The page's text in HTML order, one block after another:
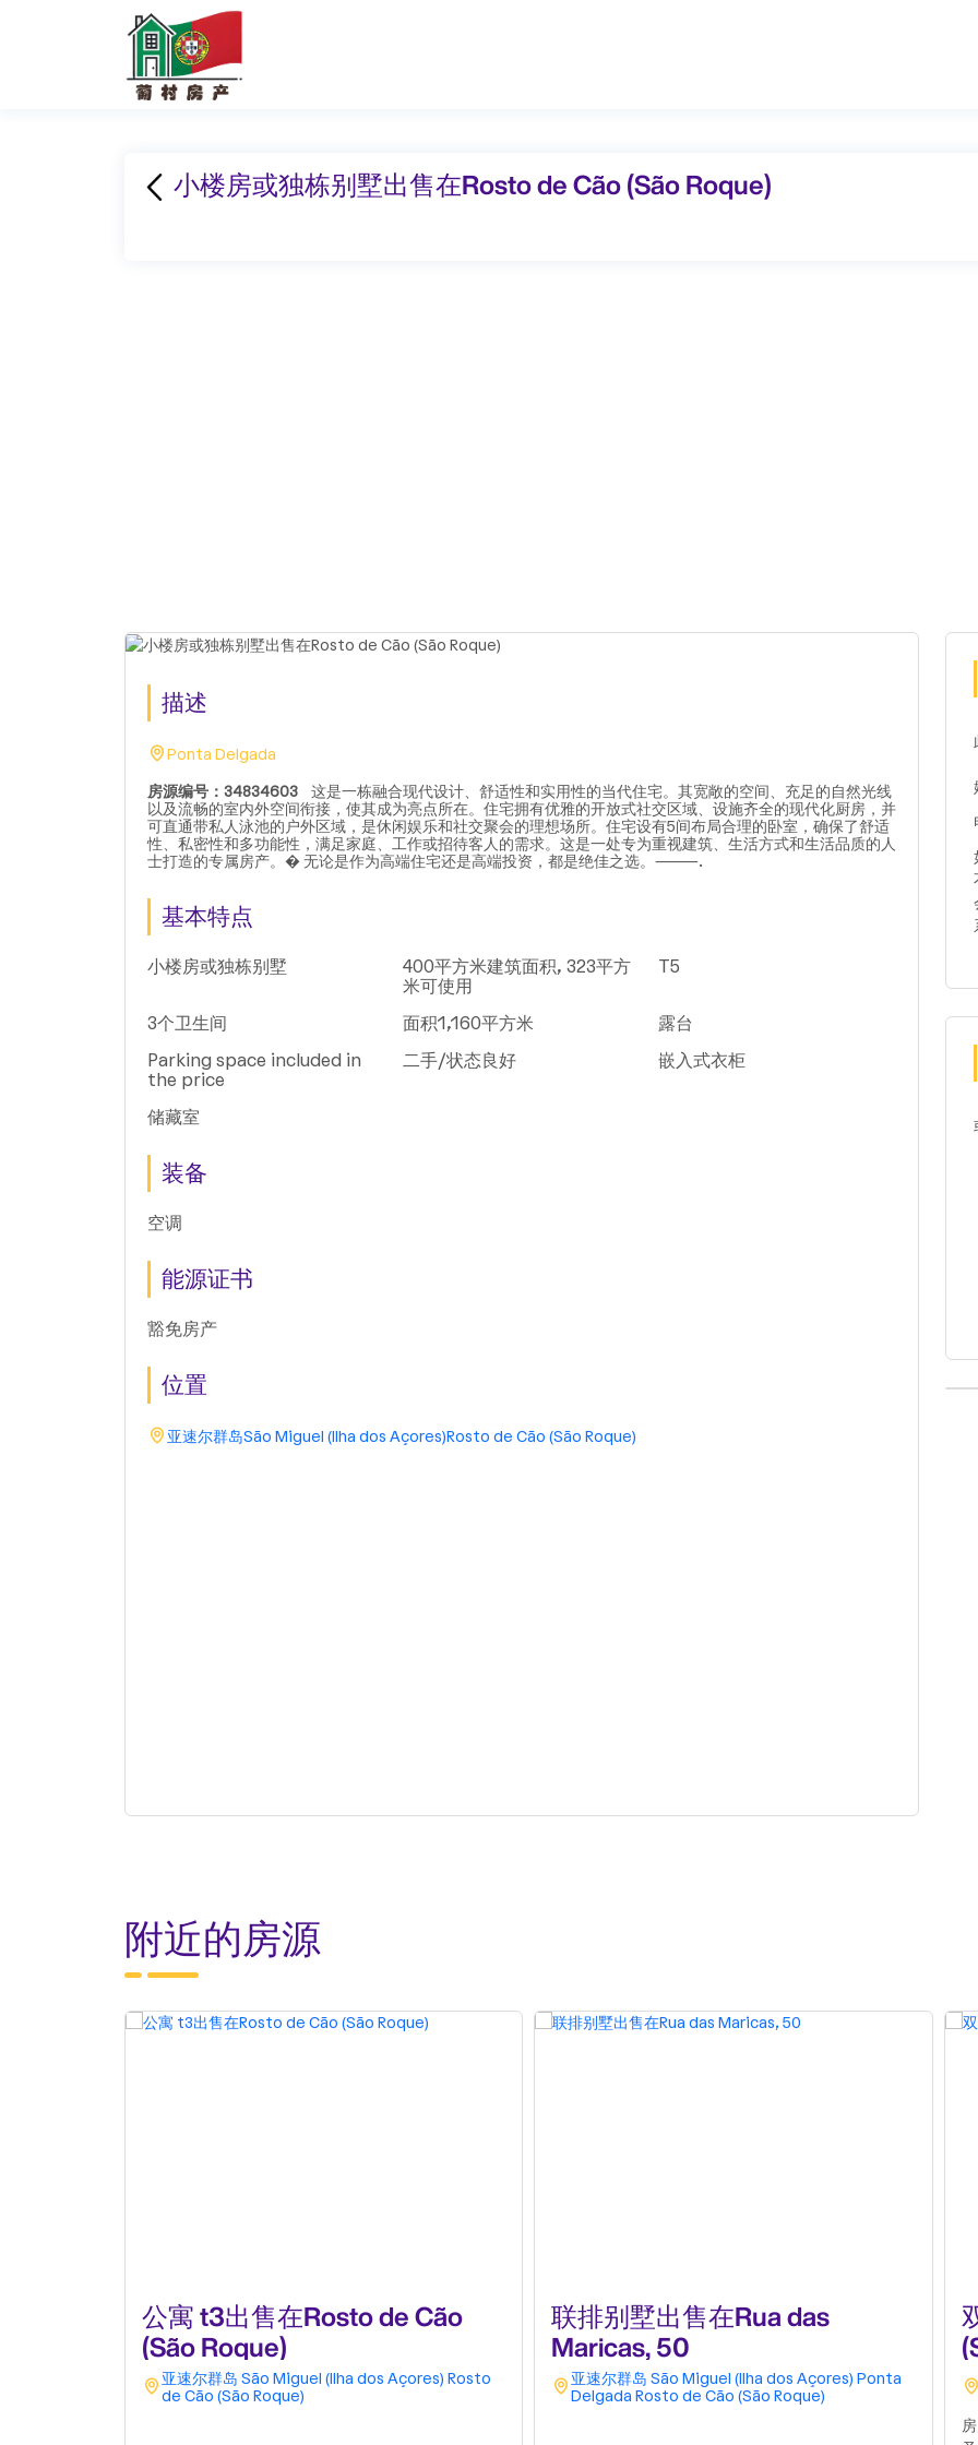
小楼房或独栋别墅出售在Rosto de Cão (São Roque)
描述
Ponta Delgada
房源编号：34834603 这是一栋融合现代设计、舒适性和实用性的当代住宅。其宽敞的空间、充足的自然光线
以及流畅的室内外空间衔接，使其成为亮点所在。住宅拥有优雅的开放式社交区域、设施齐全的现代化厨房，并
可直通带私人泳池的户外区域，是休闲娱乐和社交聚会的理想场所。住宅设有5间布局合理的卧室，确保了舒适
性、私密性和多功能性，满足家庭、工作或招待客人的需求。这是一处专为重视建筑、生活方式和生活品质的人
士打造的专属房产。� 无论是作为高端住宅还是高端投资，都是绝佳之选。⸻.
基本特点
小楼房或独栋别墅
400平方米建筑面积, 323平方
米可使用
T5
3个卫生间 面积1,160平方米
露台
Parking space included in
the price
二手/状态良好 嵌入式衣柜
储藏室
装备
空调
能源证书
豁免房产
位置
亚速尔群岛São Miguel (Ilha dos Açores)Rosto de Cão (São Roque)
附近的房源
公寓 t3出售在Rosto de Cão
(São Roque)
亚速尔群岛 São Miguel (Ilha dos Açores) Rosto
de Cão (São Roque)
联排别墅出售在Rua das
Maricas, 50
亚速尔群岛 São Miguel (Ilha dos Açores) Ponta
Delgada Rosto de Cão (São Roque)